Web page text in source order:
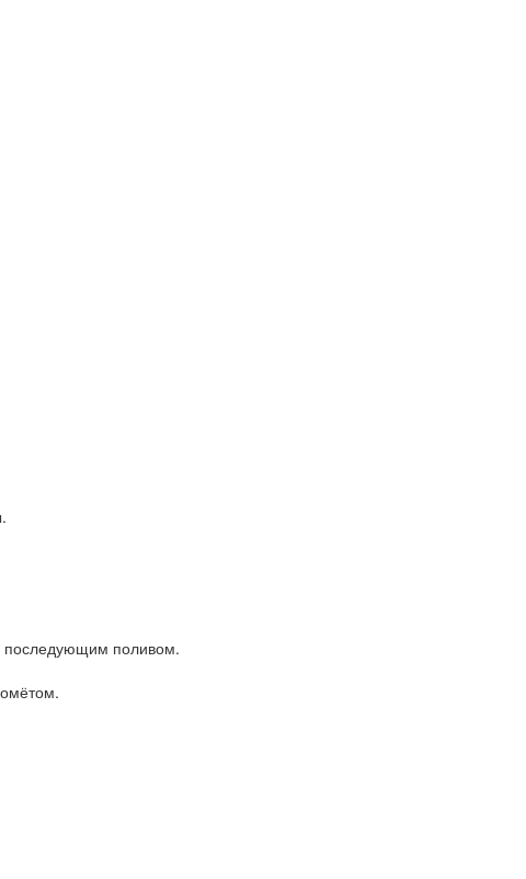
последующим поливом.